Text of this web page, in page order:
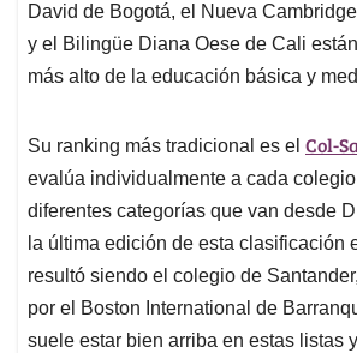
David de Bogotá, el Nueva
y el Bilingüe Diana Oese de Cali
más alto de la educación básica y
Su ranking más tradicional es el Col-
evalúa individualmente a cada
diferentes categorías que van desde
la última edición de esta clasificación
resultó siendo el colegio de
por el Boston International de
suele estar bien arriba en estas listas